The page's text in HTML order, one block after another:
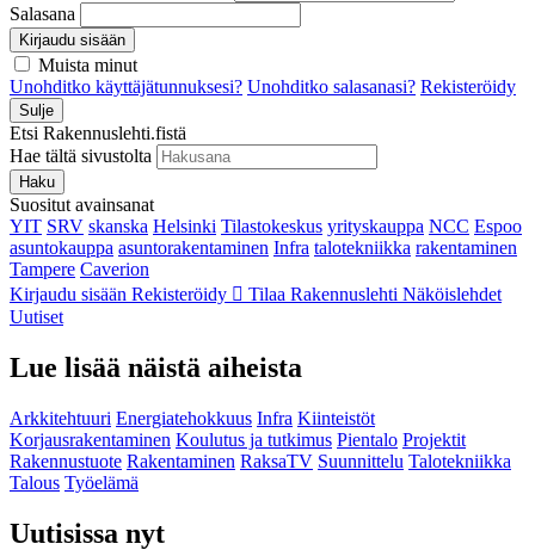
Salasana
Kirjaudu sisään
Muista minut
Unohditko käyttäjätunnuksesi? Unohditko salasanasi? Rekisteröidy
Sulje
Etsi Rakennuslehti.fistä
Hae tältä sivustolta
Haku
Suositut avainsanat
YIT SRV skanska Helsinki Tilastokeskus yrityskauppa NCC Espoo
asuntokauppa asuntorakentaminen Infra talotekniikka rakentaminen
Tampere Caverion
Kirjaudu sisään Rekisteröidy Tilaa Rakennuslehti Näköislehdet
Uutiset
Lue lisää näistä aiheista
Arkkitehtuuri Energiatehokkuus Infra Kiinteistöt
Korjausrakentaminen Koulutus ja tutkimus Pientalo Projektit
Rakennustuote Rakentaminen RaksaTV Suunnittelu Talotekniikka
Talous Työelämä
Uutisissa nyt